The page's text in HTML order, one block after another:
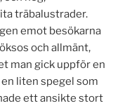
träbalustrader.
emot besökarna
och allmänt,
man gick uppför en
liten spegel som
ett ansikte stort